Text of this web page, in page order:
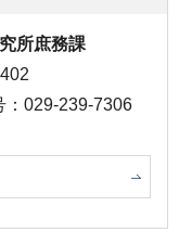
所庶務課
：029-239-7306